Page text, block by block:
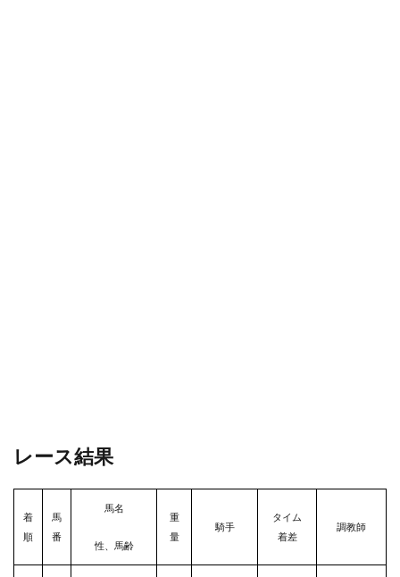
レース結果
着
順
馬
番
馬名
性、馬齢
重
量
騎手
タイム
着差
調教師